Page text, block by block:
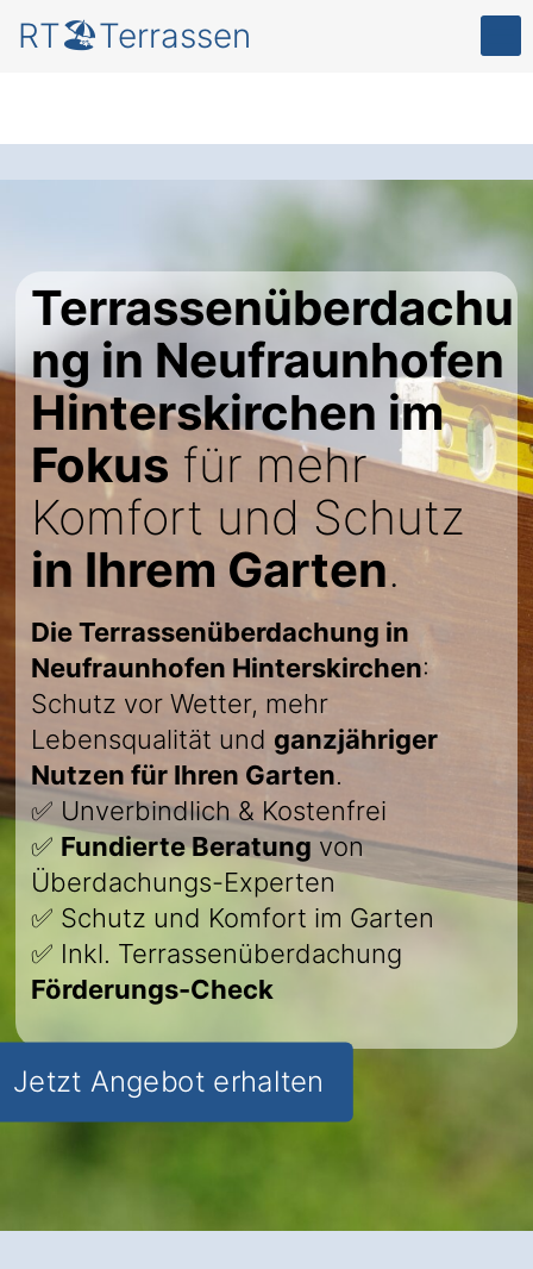
RT🏖️Terrassen
Terrassenüberdachu
ng in Neufraunhofen
Hinterskirchen im
Fokus für mehr
Komfort und Schutz
in Ihrem Garten.
Die Terrassenüberdachung in
Neufraunhofen Hinterskirchen:
Schutz vor Wetter, mehr
Lebensqualität und ganzjähriger
Nutzen für Ihren Garten.
✅ Unverbindlich & Kostenfrei
✅ Fundierte Beratung von
Überdachungs-Experten
✅ Schutz und Komfort im Garten
✅ Inkl. Terrassenüberdachung
Förderungs-Check
Jetzt Angebot erhalten